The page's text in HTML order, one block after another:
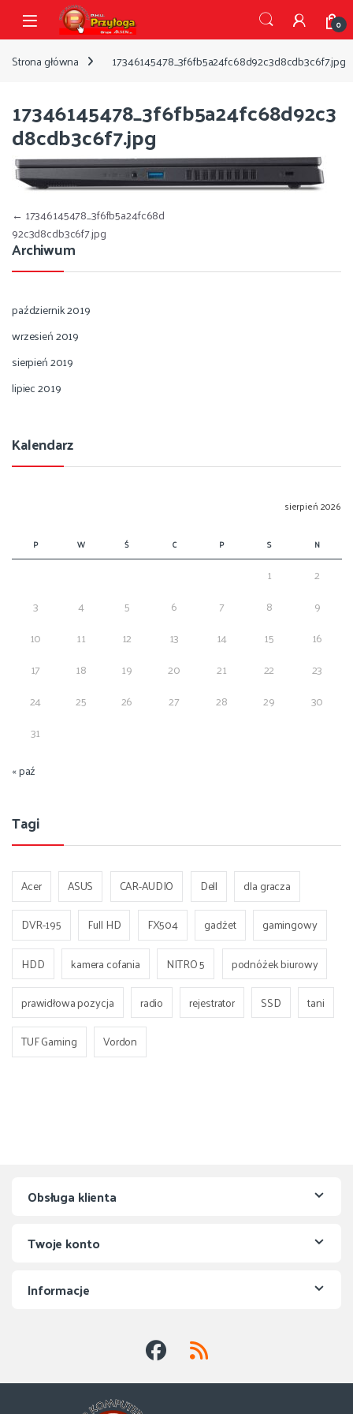
Przejdź do nawigacji
Przejdź do treści
Open 0
Strona główna 17346145478_3f6fb5a24fc68d92c3d8cdb3c6f7.jpg
17346145478_3f6fb5a24fc68d92c3
d8cdb3c6f7.jpg
Nawigacja wpisu
← 17346145478_3f6fb5a24fc68d
92c3d8cdb3c6f7.jpg
Archiwum
październik 2019
wrzesień 2019
sierpień 2019
lipiec 2019
Kalendarz
sierpień 2026
P W Ś C P S N
1
2
3
4 5 6 7 8
9
10
11 12 13 14 15
16
17
18 19 20 21 22
23
24
25 26 27 28 29
30
31
« paź
Tagi
Acer ASUS CAR-AUDIO Dell
dla gracza
DVR-195
Full HD FX504 gadżet
gamingowy
HDD
kamera cofania NITRO 5
podnóżek biurowy
prawidłowa pozycja
radio rejestrator SSD
tani
TUF Gaming
Vordon
Obsługa klienta
Twoje konto
Informacje